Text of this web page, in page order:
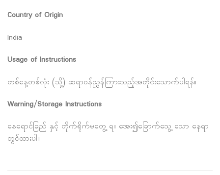
Country of Origin
India
Usage of Instructions
တစ်နေ့တစ်လုံး (သို့) ဆရာဝန်ညွှန်ကြားသည့်အတိုင်းသောက်ပါရန်။
Warning/Storage Instructions
နေရောင်ခြည် နှင့် တိုက်ရိုက်မတွေ့ ရ။ အေး၍ခြောက်သွေ့ သော နေရာ
တွင်ထားပါ။